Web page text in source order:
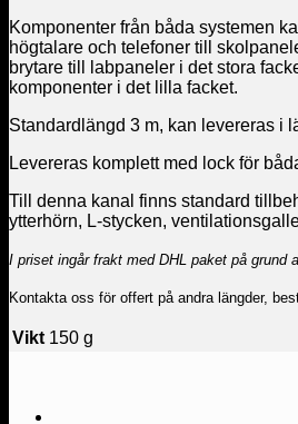
Komponenter från båda systemen
högtalare och telefoner till
brytare till labpaneler i det stora
komponenter i det lilla facket.
Standardlängd 3 m, kan levereras i
Levereras komplett med lock för
Till denna kanal finns standard
ytterhörn, L-stycken,
I priset ingår frakt med DHL paket på grund
Kontakta oss för offert på andra längder,
Vikt 150 g